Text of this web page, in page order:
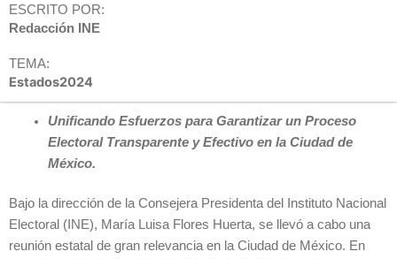
ESCRITO POR:
Redacción INE
TEMA:
Estados2024
Unificando Esfuerzos para Garantizar un Proceso
Electoral Transparente y Efectivo en la Ciudad de
México.
Bajo la dirección de la Consejera Presidenta del Instituto Nacional
Electoral (INE), María Luisa Flores Huerta, se llevó a cabo una
reunión estatal de gran relevancia en la Ciudad de México. En